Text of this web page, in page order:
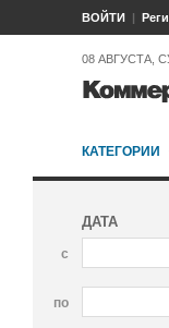
ВОЙТИ
08 АВГУСТА,
КАТЕГОРИИ
ДАТА
с
по